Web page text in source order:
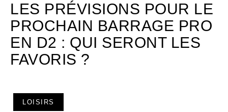
LES PRÉVISIONS POUR LE
PROCHAIN BARRAGE PRO
EN D2 : QUI SERONT LES
FAVORIS ?
LOISIRS